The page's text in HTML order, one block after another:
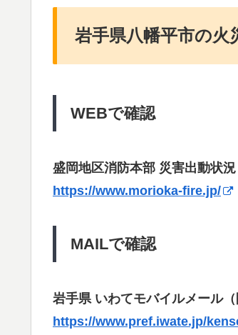
岩手県八幡平市の火
WEBで確認
盛岡地区消防本部 災害出動状況
https://www.morioka-fire.jp/
MAILで確認
岩手県 いわてモバイルメール（
https://www.pref.iwate.jp/